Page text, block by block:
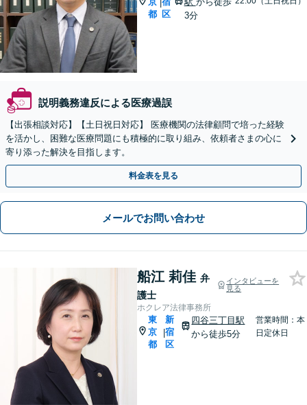
都
|
区
3分
説明義務違反による医療過誤
【出張相談対応】【土日祝日対応】 医療機関の法律顧問で培った経験
を活かし、困難な医療問題にも積極的に取り組み、依頼者さまの心に
寄り添った解決を目指します。
料金表を見る
メールでお問い合わせ
船江 莉佳 弁
護士
インタビューを
見る
ホクレア法律事務所
東
京
都
|
新
宿
区
四谷三丁目駅
から徒歩5分
営業時間：本
日定休日